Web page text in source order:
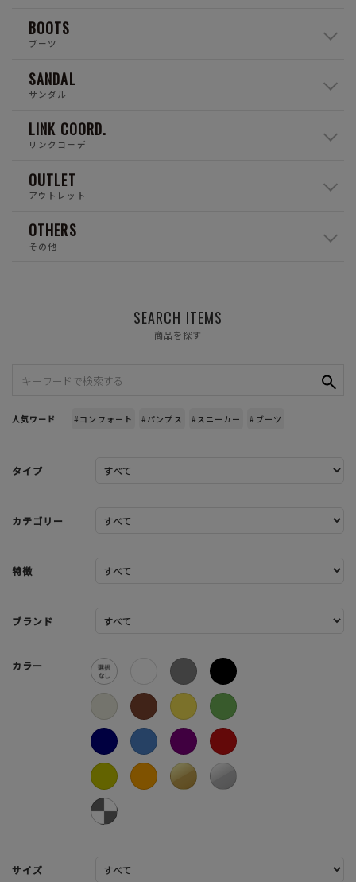
BOOTS
ブーツ
SANDAL
サンダル
LINK COORD.
リンクコーデ
OUTLET
アウトレット
OTHERS
その他
SEARCH ITEMS
商品を探す
人気ワード #コンフォート #パンプス #スニーカー #ブーツ
タイプ
カテゴリー
特徴
ブランド
カラー
サイズ